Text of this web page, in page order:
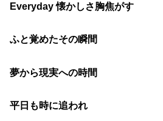
Everyday 懐かしさ胸焦がす
ふと覚めたその瞬間
夢から現実への時間
平日も時に追われ